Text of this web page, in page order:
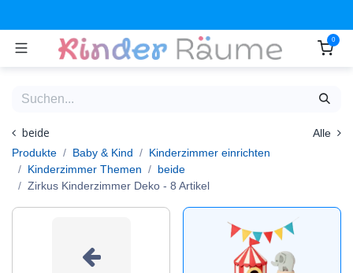
0
beide
Alle
Produkte
Baby & Kind
Kinderzimmer einrichten
Kinderzimmer Themen
beide
Zirkus Kinderzimmer Deko - 8 Artikel